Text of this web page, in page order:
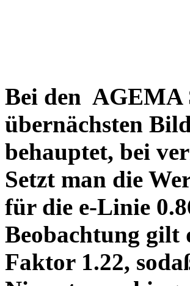
Bei den AGEMA
übernächsten
behauptet, bei
Setzt man die
für die e-Linie
Beobachtung
Faktor 1.22,